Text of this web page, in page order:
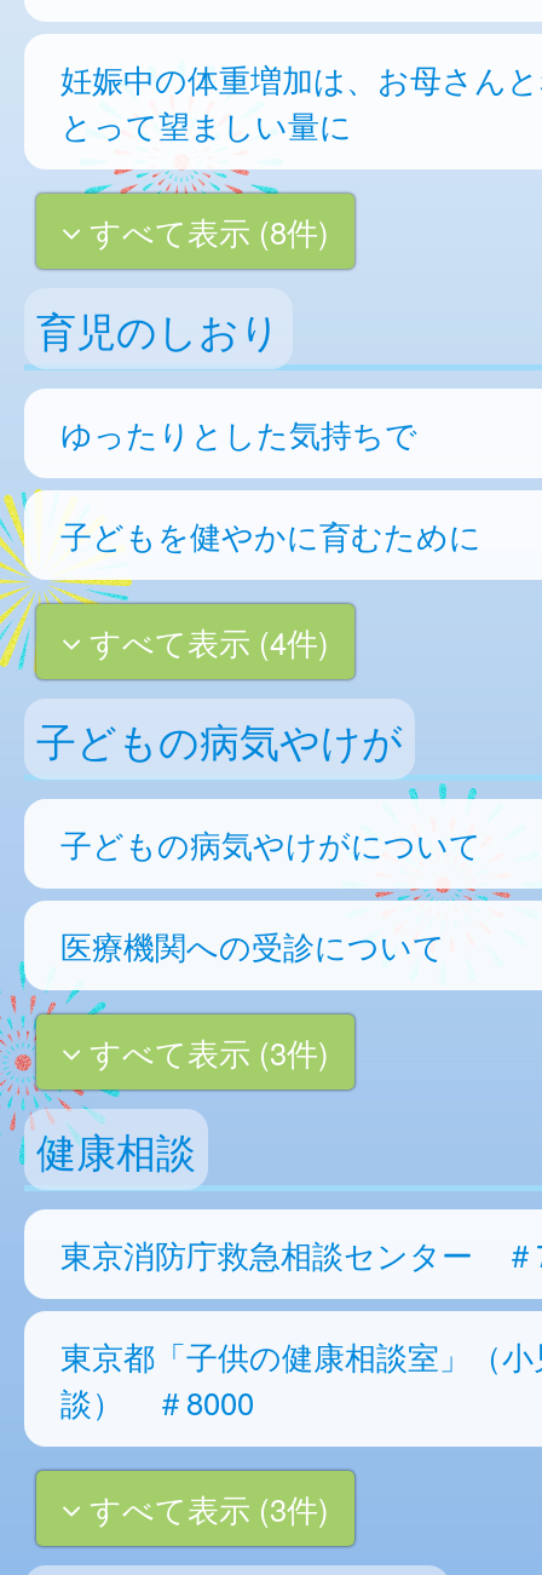
妊娠中の体重増加は、お母さん
とって望ましい量に
すべて表示 (8件)
育児のしおり
ゆったりとした気持ちで
子どもを健やかに育むために
すべて表示 (4件)
子どもの病気やけが
子どもの病気やけがについて
医療機関への受診について
すべて表示 (3件)
健康相談
東京消防庁救急相談センター ＃
東京都「子供の健康相談室」（
談） ＃8000
すべて表示 (3件)